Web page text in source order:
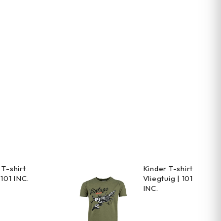
T-shirt
INC.
Kinder T-shirt
Vliegtuig | 101
INC.